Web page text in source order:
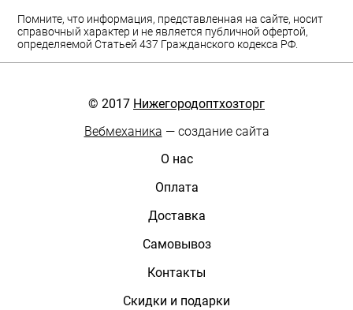
Помните, что информация, представленная на сайте, носит
справочный характер и не является публичной офертой,
определяемой Статьей 437 Гражданского кодекса РФ.
© 2017 Нижегородоптхозторг
Вебмеханика — создание сайта
О нас
Оплата
Доставка
Самовывоз
Контакты
Скидки и подарки